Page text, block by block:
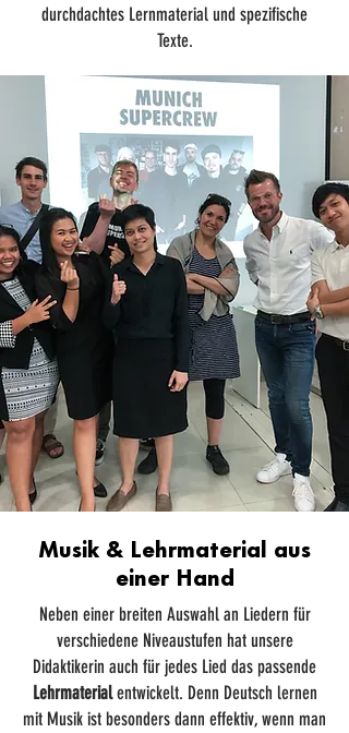
durchdachtes Lernmaterial und spezifische
Texte.
Musik & Lehrmaterial aus
einer Hand
Neben einer breiten Auswahl an Liedern für
verschiedene Niveaustufen hat unsere
Didaktikerin auch für jedes Lied das passende
Lehrmaterialentwickelt. Denn Deutsch lernen
mit Musik ist besonders dann effektiv, wenn man